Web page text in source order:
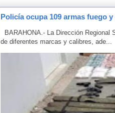
Policía ocupa 109 armas fuego
BARAHONA.- La Dirección Regional
de diferentes marcas y calibres, ade...